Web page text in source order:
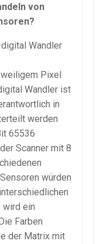
von
Wandler
Pixel
Wandler ist
in
werden
65536
Scanner mit 8
würden
wird ein
Farben
der Matrix mit